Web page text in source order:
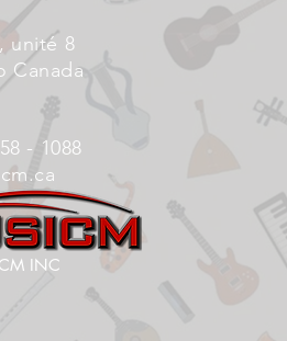
unité 8
Canada
- 1088
INC